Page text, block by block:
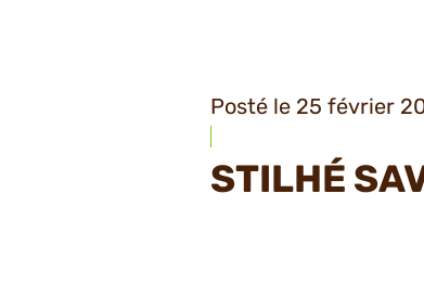
Posté le 25 février
STILHÉ